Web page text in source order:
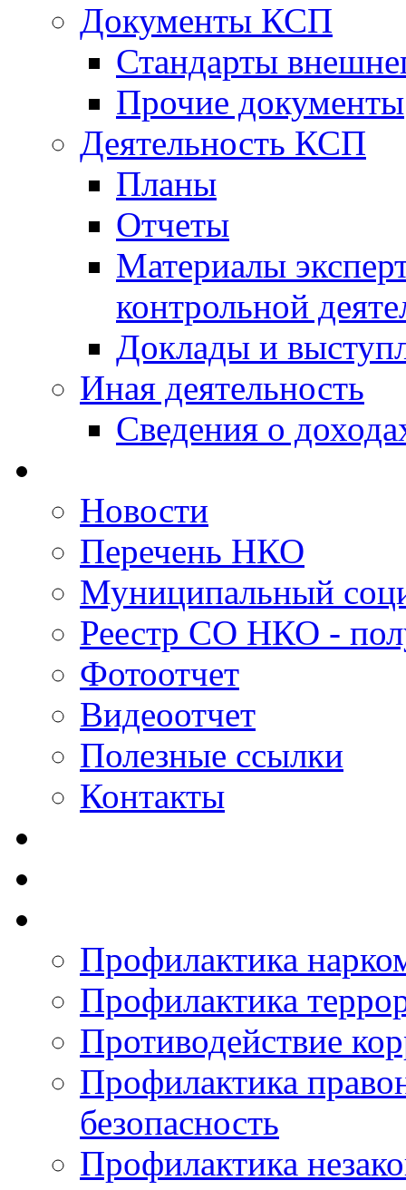
Документы КСП
Стандарты
Прочие документы
Деятельность КСП
Планы
Отчеты
Материалы
контрольной
Доклады и
Иная деятельность
Сведения о
Новости
Перечень НКО
Муниципальный
Реестр СО НКО -
Фотоотчет
Видеоотчет
Полезные ссылки
Контакты
Профилактика
Профилактика
Противодействие
Профилактика
безопасность
Профилактика